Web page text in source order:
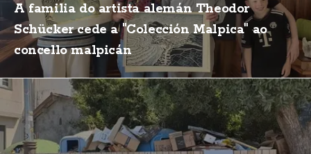
A familia do artista alemán Theodor
Schücker cede a "Colección Malpica" ao
concello malpicán